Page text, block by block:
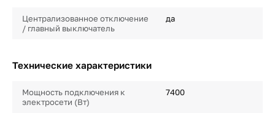
Централизованное отключение
/ главный выключатель
да
Технические характеристики
Мощность подключения к
электросети (Вт)
7400